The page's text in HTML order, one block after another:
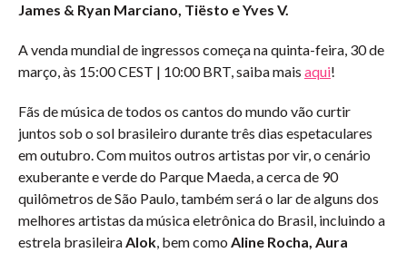
James & Ryan Marciano, Tiësto e Yves V.
A venda mundial de ingressos começa na quinta-feira, 30 de
março, às 15:00 CEST | 10:00 BRT, saiba mais aqui!
Fãs de música de todos os cantos do mundo vão curtir
juntos sob o sol brasileiro durante três dias espetaculares
em outubro. Com muitos outros artistas por vir, o cenário
exuberante e verde do Parque Maeda, a cerca de 90
quilômetros de São Paulo, também será o lar de alguns dos
melhores artistas da música eletrônica do Brasil, incluindo a
estrela brasileiraAlok, bem como Aline Rocha, Aura